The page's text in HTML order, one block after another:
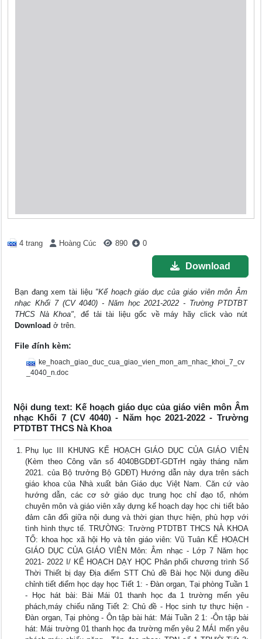
4 trang Hoàng Cúc 890 0
Download
Bạn đang xem tài liệu "Kế hoạch giáo dục của giáo viên môn Âm
nhạc Khối 7 (CV 4040) - Năm học 2021-2022 - Trường PTDTBT
THCS Nà Khoa", để tải tài liệu gốc về máy hãy click vào nút
Download ở trên.
File đính kèm:
ke_hoach_giao_duc_cua_giao_vien_mon_am_nhac_khoi_7_cv
_4040_n.doc
Nội dung text: Kế hoạch giáo dục của giáo viên môn Âm
nhạc Khối 7 (CV 4040) - Năm học 2021-2022 - Trường
PTDTBT THCS Nà Khoa
Phụ lục III KHUNG KẾ HOẠCH GIÁO DỤC CỦA GIÁO VIÊN
(Kèm theo Công văn số 4040BGDĐT-GDTrH ngày tháng năm
2021. của Bộ trưởng Bộ GDĐT) Hướng dẫn này dựa trên sách
giáo khoa của Nhà xuất bản Giáo dục Việt Nam. Căn cứ vào
hướng dẫn, các cơ sở giáo dục trung học chỉ đạo tổ, nhóm
chuyên môn và giáo viên xây dựng kế hoạch dạy học chi tiết bảo
đảm cân đối giữa nội dung và thời gian thực hiện, phù hợp với
tình hình thực tế. TRƯỜNG: Trường PTDTBT THCS NÀ KHOA
TỔ: khoa học xã hội Họ và tên giáo viên: Vũ Tuân KẾ HOẠCH
GIÁO DỤC CỦA GIÁO VIÊN Môn: Âm nhạc - Lớp 7 Năm học
2021- 2022 I/ KẾ HOẠCH DẠY HỌC Phân phối chương trình Số
Thời Thiết bị dạy Địa điểm STT Chủ đề Bài học Nội dung điều
chỉnh tiết điểm học dạy học Tiết 1: - Đàn organ, Tại phòng Tuần 1
- Học hát bài: Bài Mái 01 thanh học đa 1 trường mến yêu
phách,máy chiếu năng Tiết 2: Chủ đề - Học sinh tự thực hiện -
Đàn organ, Tại phòng - Ôn tập bài hát: Mái Tuần 2 1: -Ôn tập bài
hát: Mái trường 01 thanh học đa trường mến yêu 2 MÁI mến yêu